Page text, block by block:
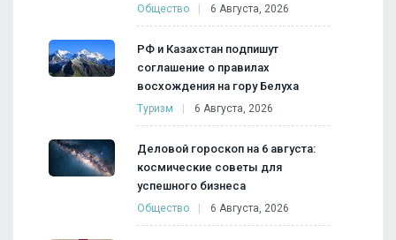
Общество 6 Августа, 2026
РФ и Казахстан подпишут
соглашение о правилах
восхождения на гору Белуха
Туризм 6 Августа, 2026
Деловой гороскоп на 6 августа:
космические советы для
успешного бизнеса
Общество 6 Августа, 2026